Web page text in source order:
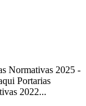
Normativas 2025 -
Portarias
2022...